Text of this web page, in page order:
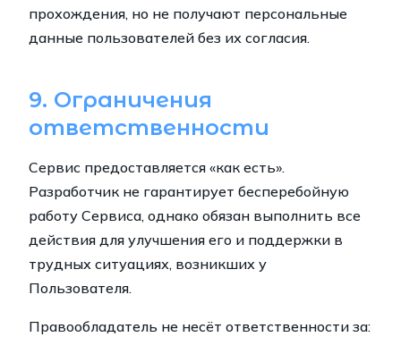
прохождения, но не получают персональные
данные пользователей без их согласия.
9. Ограничения
ответственности
Сервис предоставляется «как есть».
Разработчик не гарантирует бесперебойную
работу Сервиса, однако обязан выполнить все
действия для улучшения его и поддержки в
трудных ситуациях, возникших у
Пользователя.
Правообладатель не несёт ответственности за: